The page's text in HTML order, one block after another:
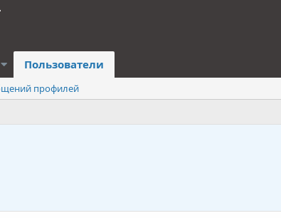
Пользователи
профилей